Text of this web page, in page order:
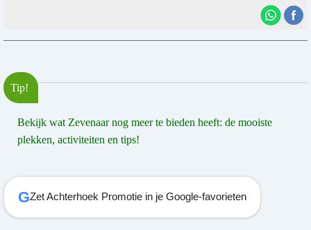
Tip!
Bekijk wat Zevenaar nog meer te bieden heeft: de mooiste
plekken, activiteiten en tips!
GZet Achterhoek Promotie in je Google-favorieten